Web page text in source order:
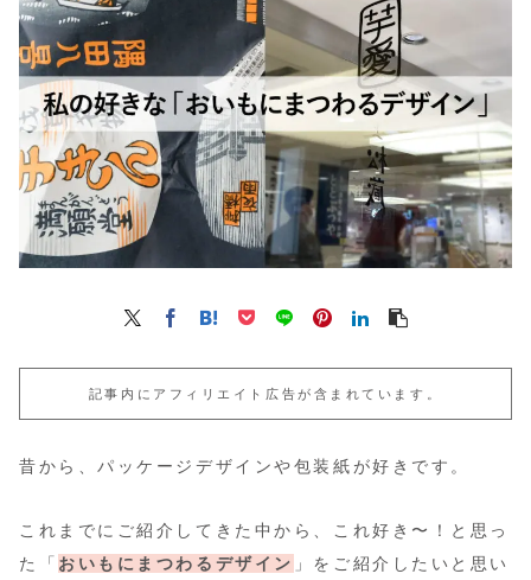
記事内にアフィリエイト広告が含まれています。
昔から、パッケージデザインや包装紙が好きです。
これまでにご紹介してきた中から、これ好き〜！と思っ
た「 おいもにまつわるデザイン 」をご紹介したいと思い